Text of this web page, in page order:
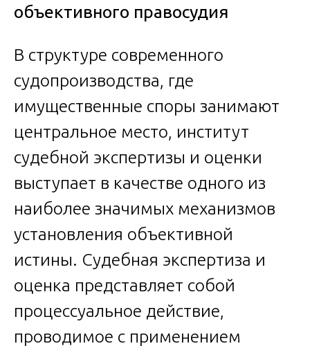
объективного правосудия
В структуре современного
судопроизводства, где
имущественные споры занимают
центральное место, институт
судебной экспертизы и оценки
выступает в качестве одного из
наиболее значимых механизмов
установления объективной
истины. Судебная экспертиза и
оценка представляет собой
процессуальное действие,
проводимое с применением